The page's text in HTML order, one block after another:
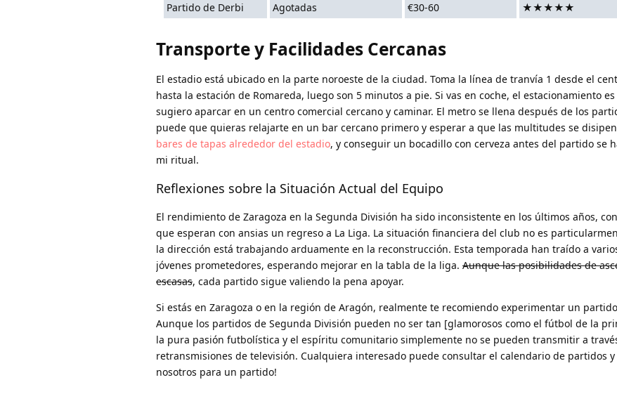
Partido de Derbi
Agotadas €30-60 ★★★★★
Transporte y Facilidades Cercanas
El estadio está ubicado en la parte noroeste de la ciudad. Toma la línea de tranvía 1 desde el
hasta la estación de Romareda, luego son 5 minutos a pie. Si vas en coche, el estacionamiento
sugiero aparcar en un centro comercial cercano y caminar. El metro se llena después de los
puede que quieras relajarte en un bar cercano primero y esperar a que las multitudes se
bares de tapas alrededor del estadio, y conseguir un bocadillo con cerveza antes del partido se
mi ritual.
Reflexiones sobre la Situación Actual del Equipo
El rendimiento de Zaragoza en la Segunda División ha sido inconsistente en los últimos años,
que esperan con ansias un regreso a La Liga. La situación financiera del club no es
la dirección está trabajando arduamente en la reconstrucción. Esta temporada han traído a
jóvenes prometedores, esperando mejorar en la tabla de la liga. Aunque las posibilidades de
escasas, cada partido sigue valiendo la pena apoyar.
Si estás en Zaragoza o en la región de Aragón, realmente te recomiendo experimentar un
Aunque los partidos de Segunda División pueden no ser tan [glamorosos como el fútbol de la
la pura pasión futbolística y el espíritu comunitario simplemente no se pueden transmitir a
retransmisiones de televisión. Cualquiera interesado puede consultar el calendario de partidos
nosotros para un partido!